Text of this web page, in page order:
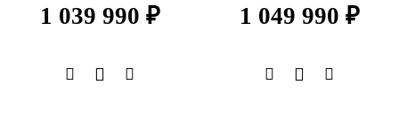
1 039 990 ₽ 1 049 990 ₽